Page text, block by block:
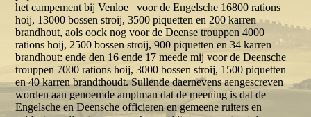
het campement bij Venloe voor de Engelsche 16800 rations
hoij, 13000 bossen stroij, 3500 piquetten en 200 karren
brandhout, aols oock nog voor de Deense trouppen 4000
rations hoij, 2500 bossen stroij, 900 piquetten en 34 karren
brandhout: ende den 16 ende 17 meede mij voor de Deensche
trouppen 7000 rations hoij, 3000 bossen stroij, 1500 piquetten
en 40 karren brandthoudt. Sullende daernevens aengescreven
worden aan genoemde amptman dat de meening is dat de
Engelsche en Deensche officieren en gemeene ruiters en